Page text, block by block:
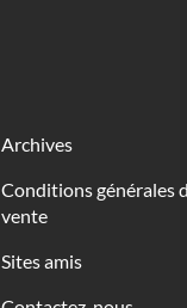
Archives
Conditions générales
vente
Sites amis